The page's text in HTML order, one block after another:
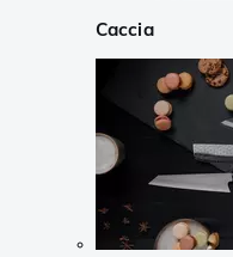
Caccia